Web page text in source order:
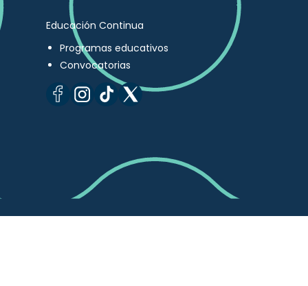
Educación Continua
Programas educativos
Convocatorias